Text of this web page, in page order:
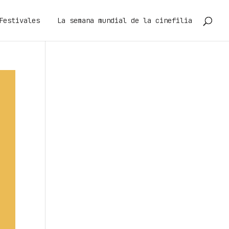
La semana mundial de la cinefilia